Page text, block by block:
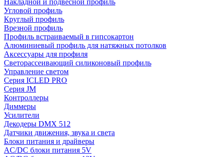
Накладной и подвесной профиль
Угловой профиль
Круглый профиль
Врезной профиль
Профиль встраиваемый в гипсокартон
Алюминиевый профиль для натяжных потолков
Аксессуары для профиля
Светорассеивающий силиконовый профиль
Управление светом
Серия ICLED PRO
Серия JM
Контроллеры
Диммеры
Усилители
Декодеры DMX 512
Датчики движения, звука и света
Блоки питания и драйверы
AC/DC блоки питания 5V